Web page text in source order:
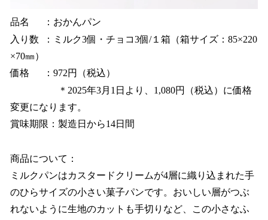
品名 ：おかんパン
入り数 ：ミルク3個・チョコ3個/１箱（箱サイズ：85×220
×70㎜）
価格 ：972円（税込）
＊2025年3月1日より、1,080円（税込）に価格
変更になります。
賞味期限：製造日から14日間
商品について：
ミルクパンはカスタードクリームが4層に織り込まれた手
のひらサイズの小さい菓子パンです。おいしい層がつぶ
れないように生地のカットも手切りなど、この小さなふ